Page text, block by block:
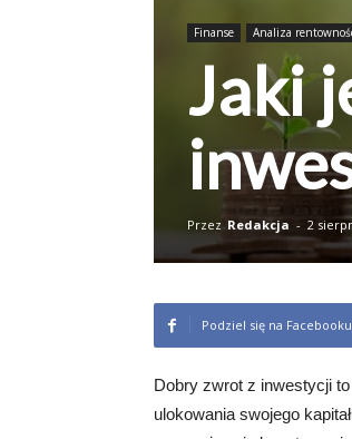
Finanse Analiza
Jaki
Przez Redakcja - 2
Podziel się na Facebooku
Dobry zwrot z inwestycji
ulokowania swojego